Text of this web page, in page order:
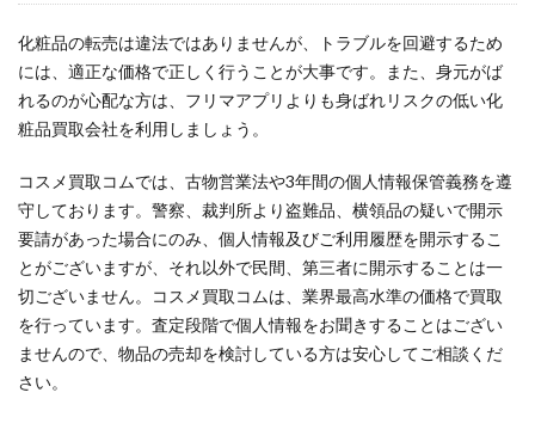
化粧品の転売は違法ではありませんが、トラブルを回避するため
には、適正な価格で正しく行うことが大事です。また、身元がば
れるのが心配な方は、フリマアプリよりも身ばれリスクの低い化
粧品買取会社を利用しましょう。
コスメ買取コムでは、古物営業法や3年間の個人情報保管義務を遵
守しております。警察、裁判所より盗難品、横領品の疑いで開示
要請があった場合にのみ、個人情報及びご利用履歴を開示するこ
とがございますが、それ以外で民間、第三者に開示することは一
切ございません。コスメ買取コムは、業界最高水準の価格で買取
を行っています。査定段階で個人情報をお聞きすることはござい
ませんので、物品の売却を検討している方は安心してご相談くだ
さい。